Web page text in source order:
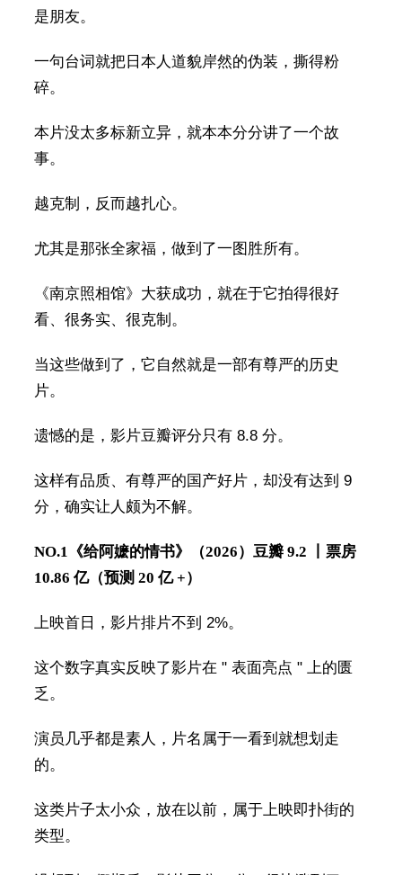
是朋友。
一句台词就把日本人道貌岸然的伪装，撕得粉
碎。
本片没太多标新立异，就本本分分讲了一个故
事。
越克制，反而越扎心。
尤其是那张全家福，做到了一图胜所有。
《南京照相馆》大获成功，就在于它拍得很好
看、很务实、很克制。
当这些做到了，它自然就是一部有尊严的历史
片。
遗憾的是，影片豆瓣评分只有 8.8 分。
这样有品质、有尊严的国产好片，却没有达到 9
分，确实让人颇为不解。
NO.1 《给阿嬷的情书》（2026） 豆瓣 9.2 丨票房
10.86 亿（预测 20 亿 +）
上映首日，影片排片不到 2%。
这个数字真实反映了影片在 " 表面亮点 " 上的匮
乏。
演员几乎都是素人，片名属于一看到就想划走
的。
这类片子太小众，放在以前，属于上映即扑街的
类型。